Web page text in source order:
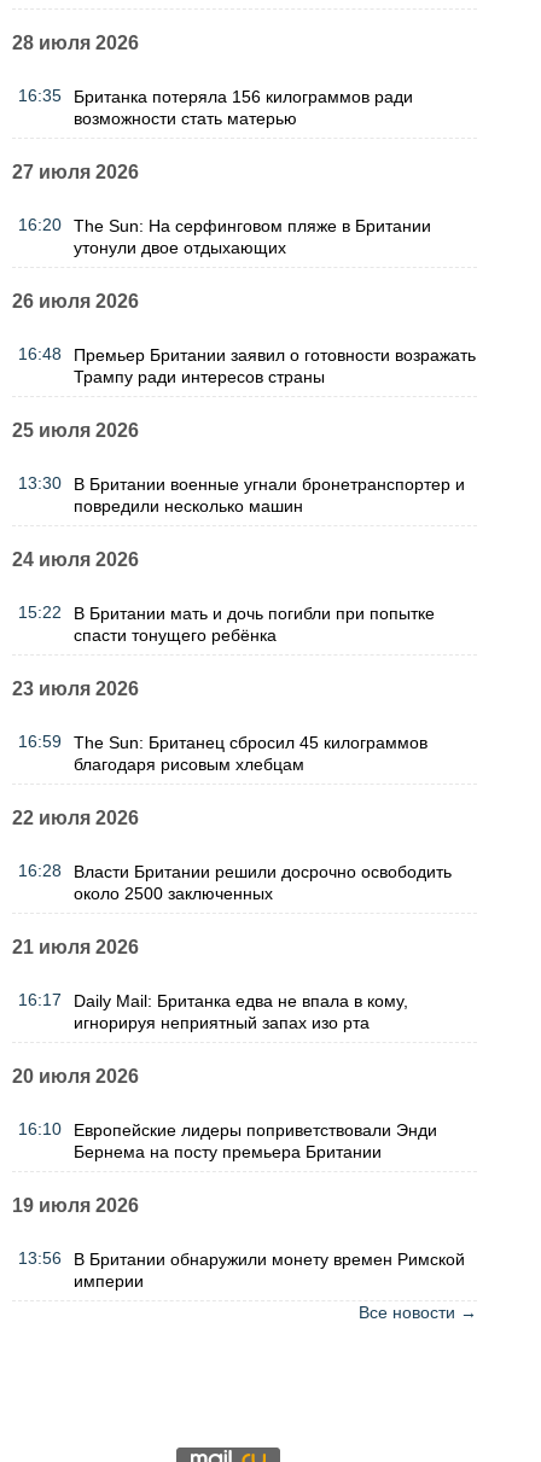
28 июля 2026
16:35
Британка потеряла 156 килограммов ради
возможности стать матерью
27 июля 2026
16:20
The Sun: На серфинговом пляже в Британии
утонули двое отдыхающих
26 июля 2026
16:48
Премьер Британии заявил о готовности возражать
Трампу ради интересов страны
25 июля 2026
13:30
В Британии военные угнали бронетранспортер и
повредили несколько машин
24 июля 2026
15:22
В Британии мать и дочь погибли при попытке
спасти тонущего ребёнка
23 июля 2026
16:59
The Sun: Британец сбросил 45 килограммов
благодаря рисовым хлебцам
22 июля 2026
16:28
Власти Британии решили досрочно освободить
около 2500 заключенных
21 июля 2026
16:17
Daily Mail: Британка едва не впала в кому,
игнорируя неприятный запах изо рта
20 июля 2026
16:10
Европейские лидеры поприветствовали Энди
Бернема на посту премьера Британии
19 июля 2026
13:56
В Британии обнаружили монету времен Римской
империи
Все новости →